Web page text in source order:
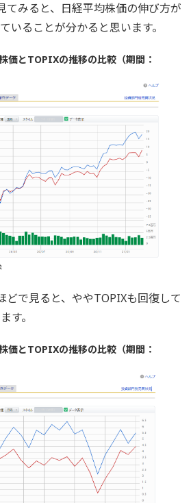
てみると、日経平均株価の伸び方が
いることが分かると思います。
価とTOPIXの推移の比較（期間：
どで見ると、ややTOPIXも回復して
す。
価とTOPIXの推移の比較（期間：